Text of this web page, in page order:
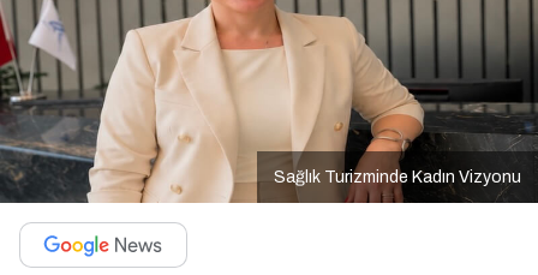
Sağlık Turizminde Kadın Vizyonu